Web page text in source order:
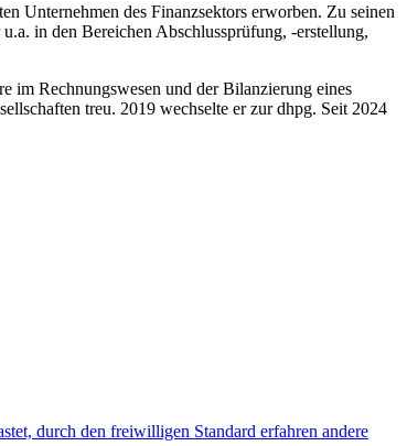
Unternehmen des Finanzsektors erworben. Zu seinen
in den Bereichen Abschlussprüfung, -erstellung,
im Rechnungswesen und der Bilanzierung eines
treu. 2019 wechselte er zur dhpg. Seit 2024
durch den freiwilligen Standard erfahren andere